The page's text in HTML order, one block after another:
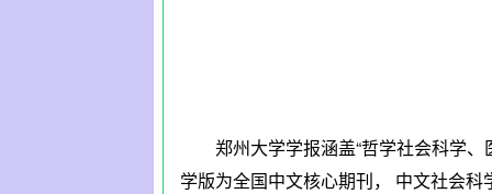
郑州大学学报涵盖“哲学社会科学
学版为全国中文核心期刊， 中文社会